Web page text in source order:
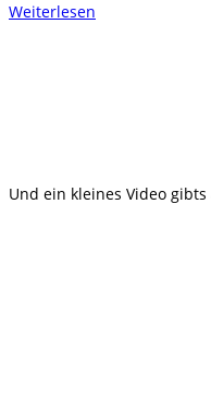
Weiterlesen
der
Und ein kleines Video